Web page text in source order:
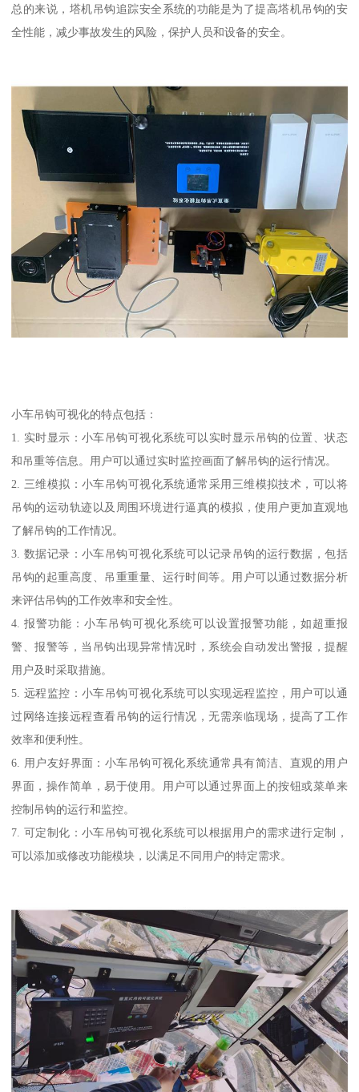
总的来说，塔机吊钩追踪安全系统的功能是为了提高塔机吊钩的安
全性能，减少事故发生的风险，保护人员和设备的安全。
小车吊钩可视化的特点包括：
1. 实时显示：小车吊钩可视化系统可以实时显示吊钩的位置、状态
和吊重等信息。用户可以通过实时监控画面了解吊钩的运行情况。
2. 三维模拟：小车吊钩可视化系统通常采用三维模拟技术，可以将
吊钩的运动轨迹以及周围环境进行逼真的模拟，使用户更加直观地
了解吊钩的工作情况。
3. 数据记录：小车吊钩可视化系统可以记录吊钩的运行数据，包括
吊钩的起重高度、吊重重量、运行时间等。用户可以通过数据分析
来评估吊钩的工作效率和安全性。
4. 报警功能：小车吊钩可视化系统可以设置报警功能，如超重报
警、报警等，当吊钩出现异常情况时，系统会自动发出警报，提醒
用户及时采取措施。
5. 远程监控：小车吊钩可视化系统可以实现远程监控，用户可以通
过网络连接远程查看吊钩的运行情况，无需亲临现场，提高了工作
效率和便利性。
6. 用户友好界面：小车吊钩可视化系统通常具有简洁、直观的用户
界面，操作简单，易于使用。用户可以通过界面上的按钮或菜单来
控制吊钩的运行和监控。
7. 可定制化：小车吊钩可视化系统可以根据用户的需求进行定制，
可以添加或修改功能模块，以满足不同用户的特定需求。